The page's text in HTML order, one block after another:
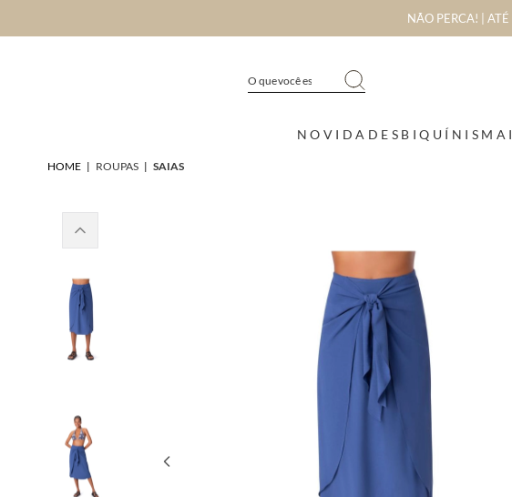
NÃO PERCA! |
NOVIDADES BIQUÍNIS
HOME | ROUPAS | SAIAS